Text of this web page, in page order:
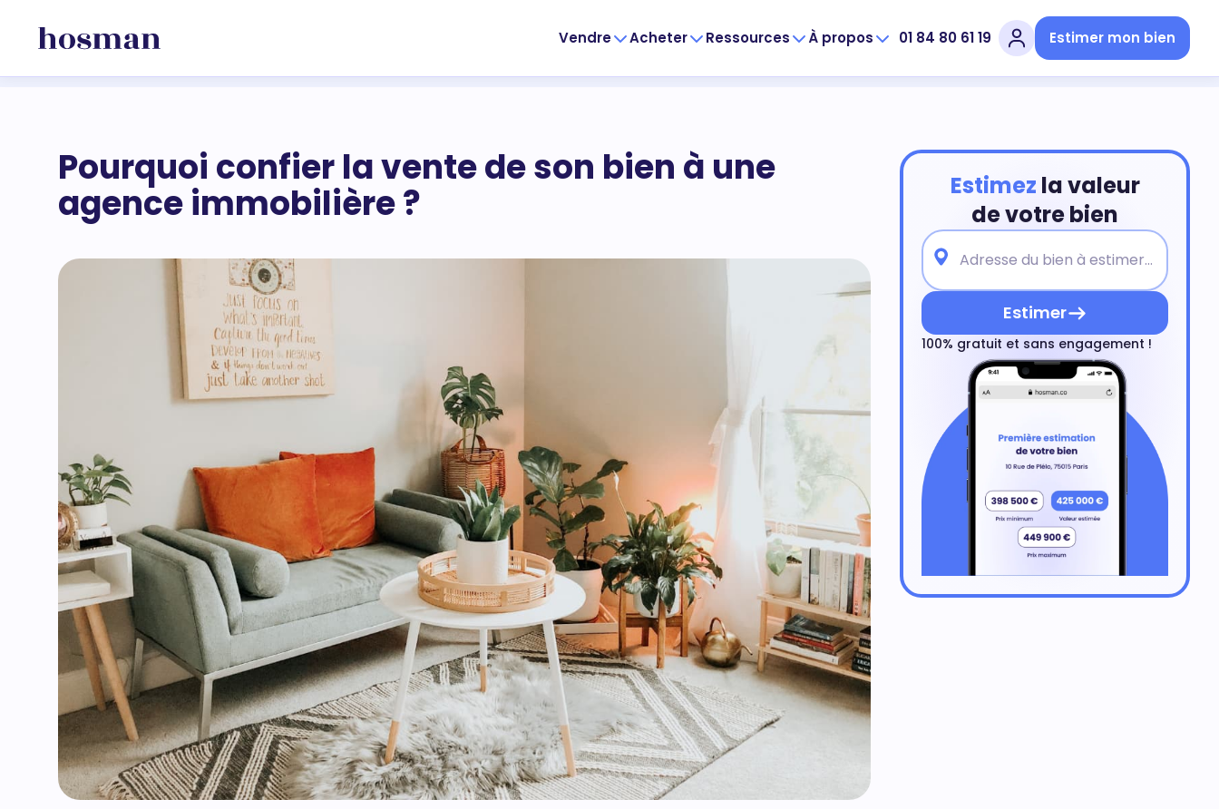
Vendre Acheter Ressources À propos 01 84 80 61 19 Estimer mon bien
Pourquoi confier la vente de son bien à une
agence immobilière ? Estimez la valeur
de votre bien
Estimer
100% gratuit et sans engagement !